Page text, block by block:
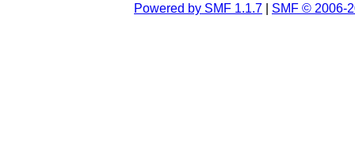
Powered by SMF 1.1.7 SMF © 2006-